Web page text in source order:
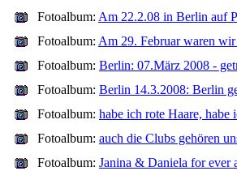
Fotoalbum: Am 22.2.08 in Berlin auf
Fotoalbum: Am 29. Februar waren
Fotoalbum: Berlin: 07.März 2008 -
Fotoalbum: Berlin 14.3.2008: Berlin
Fotoalbum: habe ich rote Haare,
Fotoalbum: auch die Clubs gehören
Fotoalbum: Janina & Daniela for ever